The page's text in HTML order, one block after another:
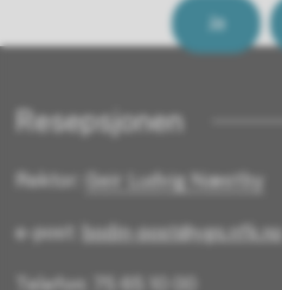
Ja
Resepsjonen
Rektor: Geir Ludvig Næstby
e-post: bodin-post@vgs.nfk.no
Telefon: 75 65 10 00